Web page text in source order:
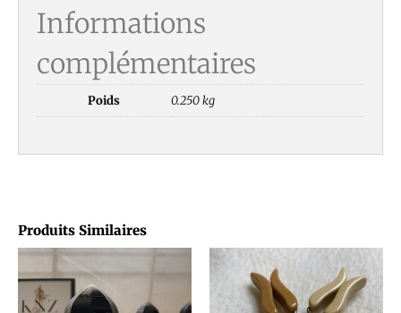
Produits Similaires
Informations
complémentaires
Poids 0.250 kg